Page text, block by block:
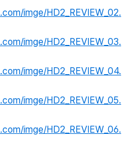
imge/HD2_REVIEW_02.
imge/HD2_REVIEW_03.
imge/HD2_REVIEW_04.
imge/HD2_REVIEW_05.
imge/HD2_REVIEW_06.